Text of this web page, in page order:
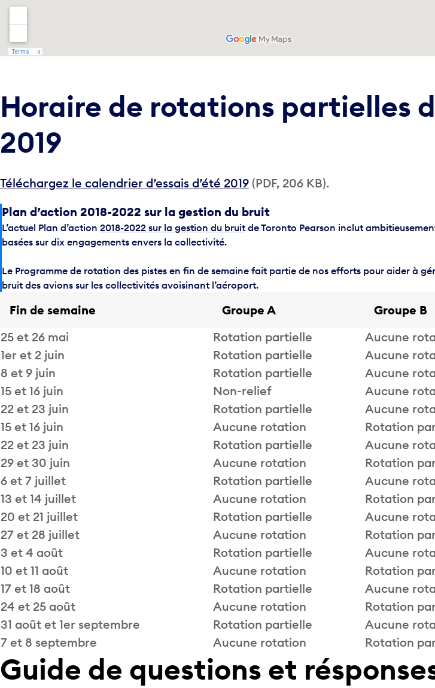
Horaire de rotations partielles
2019
Téléchargez le calendrier d’essais d’été 2019 (PDF, 206 KB).
Plan d’action 2018-2022 sur la gestion du bruit
L’actuel Plan d’action 2018-2022 sur la gestion du bruit de Toronto Pearson inclut
basées sur dix engagements envers la collectivité.
Le Programme de rotation des pistes en fin de semaine fait partie de nos efforts pour aider à
bruit des avions sur les collectivités avoisinant l’aéroport.
Fin de semaine Groupe A
Groupe B
25 et 26 mai
Rotation partielle
Aucune
1er et 2 juin
Rotation partielle
Aucune
8 et 9 juin
Rotation partielle
Aucune
15 et 16 juin
Non-relief
Aucune
22 et 23 juin
Rotation partielle
Aucune
15 et 16 juin
Aucune rotation
Rotation
22 et 23 juin
Rotation partielle
Aucune
29 et 30 juin
Aucune rotation
Rotation
6 et 7 juillet
Rotation partielle
Aucune
13 et 14 juillet
Aucune rotation
Rotation
20 et 21 juillet
Rotation partielle
Aucune
27 et 28 juillet
Aucune rotation
Rotation
3 et 4 août
Rotation partielle
Aucune
10 et 11 août
Aucune rotation
Rotation
17 et 18 août
Rotation partielle
Aucune
24 et 25 août
Aucune rotation
Rotation
31 août et 1er septembre
Rotation partielle
Aucune
7 et 8 septembre
Aucune rotation Rotation
Guide de questions et